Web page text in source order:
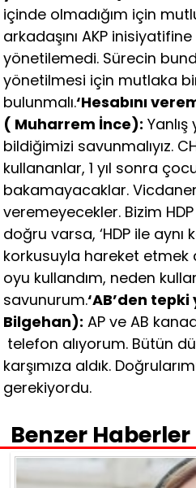
içinde olmadığım için
arkadaşını AKP
yönetilemedi. Sürecin
yönetilmesi için mutlaka
bulunmalı.‘Hesabını
( Muharrem İnce): Yanlış
bildiğimizi savunmalıyız.
kullananlar, 1 yıl sonra
bakamayacaklar.
veremeyecekler. Bizim
doğru varsa, ‘HDP ile
korkusuyla hareket etmek
oyu kullandım, neden
savunurum.‘AB’den
Bilgehan): AP ve AB
telefon alıyorum. Bütün
karşımıza aldık.
gerekiyordu.
Benzer Haberler